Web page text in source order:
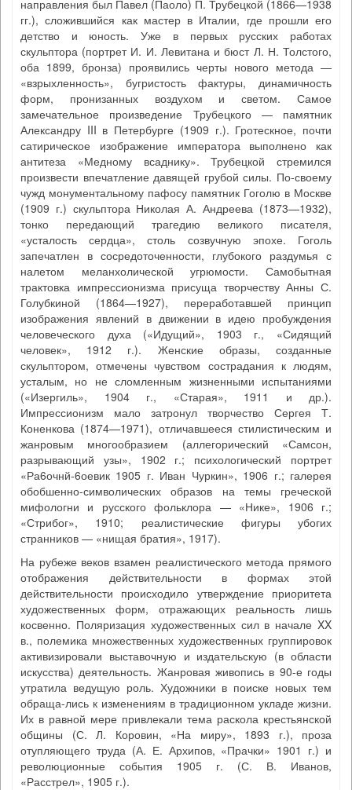
направления был Павел (Паоло) П. Трубецкой (1866—1938
гг.), сложившийся как мастер в Италии, где прошли его
детство и юность. Уже в первых русских работах
скульптора (портрет И. И. Левитана и бюст Л. Н. Толстого,
оба 1899, бронза) проявились черты нового метода —
«взрыхленность», бугристость фактуры, динамичность
форм, пронизанных воздухом и светом. Самое
замечательное произведение Трубецкого — памятник
Александру III в Петербурге (1909 г.). Гротескное, почти
сатирическое изображение императора выполнено как
антитеза «Медному всаднику». Трубецкой стремился
произвести впечатление давящей грубой силы. По-своему
чужд монументальному пафосу памятник Гоголю в Москве
(1909 г.) скульптора Николая А. Андреева (1873—1932),
тонко передающий трагедию великого писателя,
«усталость сердца», столь созвучную эпохе. Гоголь
запечатлен в сосредоточенности, глубокого раздумья с
налетом меланхолической угрюмости. Самобытная
трактовка импрессионизма присуща творчеству Анны С.
Голубкиной (1864—1927), переработавшей принцип
изображения явлений в движении в идею пробуждения
человеческого духа («Идущий», 1903 г., «Сидящий
человек», 1912 г.). Женские образы, созданные
скульптором, отмечены чувством сострадания к людям,
усталым, но не сломленным жизненными испытаниями
(«Изергиль», 1904 г., «Старая», 1911 и др.).
Импрессионизм мало затронул творчество Сергея Т.
Коненкова (1874—1971), отличавшееся стилистическим и
жанровым многообразием (аллегорический «Самсон,
разрывающий узы», 1902 г.; психологический портрет
«Ра6очнй-6оевик 1905 г. Иван Чуркин», 1906 г.; галерея
обобшенно-символических образов на темы греческой
мифологни и русского фольклора — «Нике», 1906 г.;
«Стрибог», 1910; реалистические фигуры убогих
странников — «нищая братия», 1917).
На рубеже веков взамен реалистического метода прямого
отображения действительности в формах этой
действительности происходило утверждение приоритета
художественных форм, отражающих реальность лишь
косвенно. Поляризация художественных сил в начале XX
в., полемика множественных художественных группировок
активизировали выставочную и издательскую (в области
искусства) деятельность. Жанровая живопись в 90-е годы
утратила ведущую роль. Художники в поиске новых тем
обраща-лись к изменениям в традиционном укладе жизни.
Их в равной мере привлекали тема раскола крестьянской
общины (С. Л. Коровин, «На миру», 1893 г.), проза
отупляющего труда (А. Е. Архипов, «Прачки» 1901 г.) и
революционные события 1905 г. (С. В. Иванов,
«Расстрел», 1905 г.).